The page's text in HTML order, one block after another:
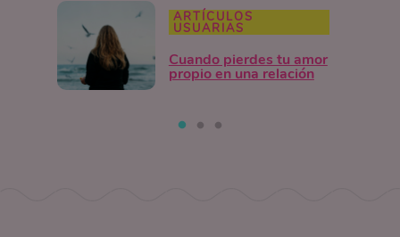
ARTÍCULOS
USUARIAS
Cuando pierdes tu amor
propio en una relación